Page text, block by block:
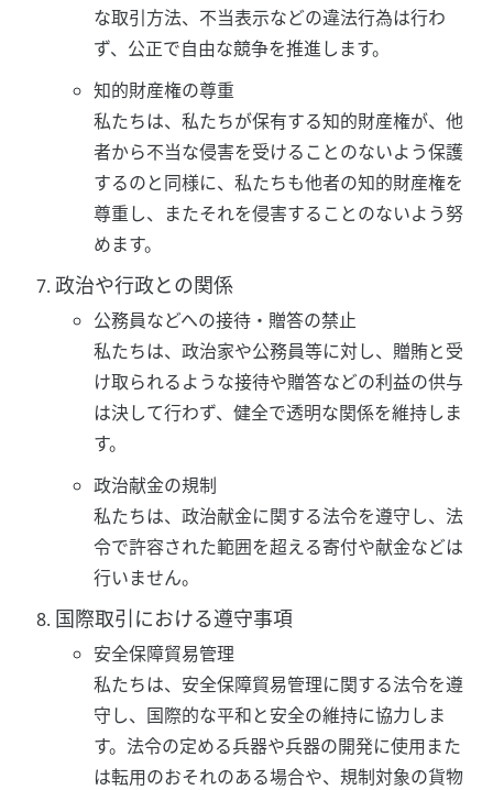
な取引方法、不当表示などの違法行為は行わ
ず、公正で自由な競争を推進します。
知的財産権の尊重
私たちは、私たちが保有する知的財産権が、他
者から不当な侵害を受けることのないよう保護
するのと同様に、私たちも他者の知的財産権を
尊重し、またそれを侵害することのないよう努
めます。
政治や行政との関係
公務員などへの接待・贈答の禁止
私たちは、政治家や公務員等に対し、贈賄と受
け取られるような接待や贈答などの利益の供与
は決して行わず、健全で透明な関係を維持しま
す。
政治献金の規制
私たちは、政治献金に関する法令を遵守し、法
令で許容された範囲を超える寄付や献金などは
行いません。
国際取引における遵守事項
安全保障貿易管理
私たちは、安全保障貿易管理に関する法令を遵
守し、国際的な平和と安全の維持に協力しま
す。法令の定める兵器や兵器の開発に使用また
は転用のおそれのある場合や、規制対象の貨物